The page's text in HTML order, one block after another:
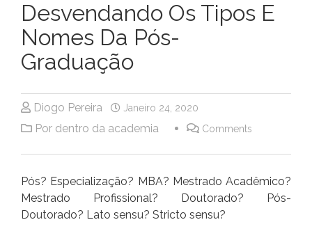
Desvendando Os Tipos E
Nomes Da Pós-
Graduação
Diogo Pereira Janeiro 24, 2020
Por dentro da academia Comments
Pós? Especialização? MBA? Mestrado Acadêmico?
Mestrado Profissional? Doutorado? Pós-
Doutorado? Lato sensu? Stricto sensu?